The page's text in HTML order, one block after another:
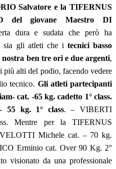
Salvatore e la TIFERNUS
del giovane Maestro DI
dura e sudata che però ha
sia gli atleti che i tecnici basso
ben tre ori e due argenti,
alti del podio, facendo vedere
tecnico. Gli atleti partecipanti
cat. -65 kg. cadetto 1° class.
55 kg. 1° class. – VIBERTI
Mentre per la TIFERNUS
Michele cat. – 70 kg.
Erminio cat. Over 90 Kg. 2°
visionato da una professionale